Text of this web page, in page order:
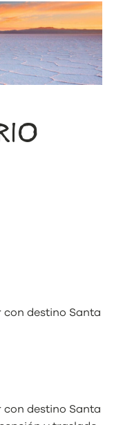
con destino Santa
con destino Santa